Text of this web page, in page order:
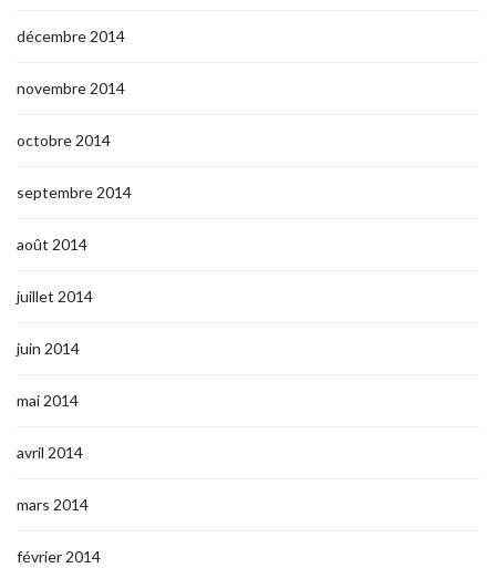
décembre 2014
novembre 2014
octobre 2014
septembre 2014
août 2014
juillet 2014
juin 2014
mai 2014
avril 2014
mars 2014
février 2014